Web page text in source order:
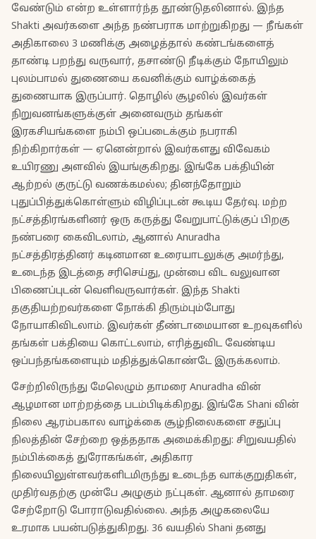
வேண்டும் என்ற உள்ளார்ந்த தூண்டுதலினால். இந்த
Shakti அவர்களை அந்த நண்பராக மாற்றுகிறது — நீங்கள்
அதிகாலை 3 மணிக்கு அழைத்தால் கண்டங்களைத்
தாண்டி பறந்து வருவார், தசாண்டு நீடிக்கும் நோயிலும்
புலம்பாமல் துணையை கவனிக்கும் வாழ்க்கைத்
துணையாக இருப்பார். தொழில் சூழலில் இவர்கள்
நிறுவனங்களுக்குள் அனைவரும் தங்கள்
இரகசியங்களை நம்பி ஒப்படைக்கும் நபராகி
நிற்கிறார்கள் — ஏனென்றால் இவர்களது விவேகம்
உயிரணு அளவில் இயங்குகிறது. இங்கே பக்தியின்
ஆற்றல் குருட்டு வணக்கமல்ல; தினந்தோறும்
புதுப்பித்துக்கொள்ளும் விழிப்புடன் கூடிய தேர்வு. மற்ற
நட்சத்திரங்களினர் ஒரு கருத்து வேறுபாட்டுக்குப் பிறகு
நண்பரை கைவிடலாம், ஆனால் Anuradha
நட்சத்திரத்தினர் கடினமான உரையாடலுக்கு அமர்ந்து,
உடைந்த இடத்தை சரிசெய்து, முன்பை விட வலுவான
பிணைப்புடன் வெளிவருவார்கள். இந்த Shakti
தகுதியற்றவர்களை நோக்கி திரும்பும்போது
நோயாகிவிடலாம். இவர்கள் தீண்டாமையான உறவுகளில்
தங்கள் பக்தியை கொட்டலாம், எரித்துவிட வேண்டிய
ஒப்பந்தங்களையும் மதித்துக்கொண்டே இருக்கலாம்.
சேற்றிலிருந்து மேலெழும் தாமரை Anuradha வின்
ஆழமான மாற்றத்தை படம்பிடிக்கிறது. இங்கே Shani வின்
நிலை ஆரம்பகால வாழ்க்கை சூழ்நிலைகளை சதுப்பு
நிலத்தின் சேற்றை ஒத்ததாக அமைக்கிறது: சிறுவயதில்
நம்பிக்கைத் துரோகங்கள், அதிகார
நிலையிலுள்ளவர்களிடமிருந்து உடைந்த வாக்குறுதிகள்,
முதிர்வதற்கு முன்பே அழுகும் நட்புகள். ஆனால் தாமரை
சேற்றோடு போராடுவதில்லை. அந்த அழுகலையே
உரமாக பயன்படுத்துகிறது. 36 வயதில் Shani தனது